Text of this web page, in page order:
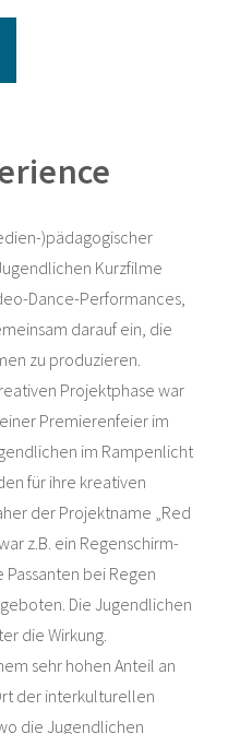
)pädagogischer
Kurzfilme
Dance-Performances,
darauf ein, die
zu produzieren.
Projektphase war
Premierenfeier im
im Rampenlicht
für ihre kreativen
der Projektname „Red
z.B. ein Regenschirm-
bei Regen
Die Jugendlichen
die Wirkung.
sehr hohen Anteil an
der interkulturellen
die Jugendlichen